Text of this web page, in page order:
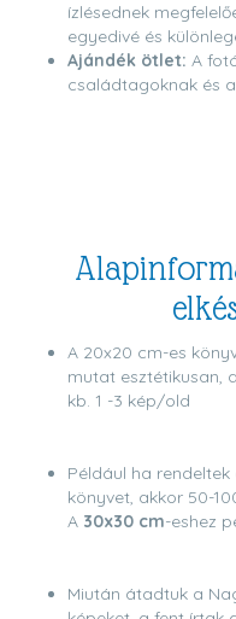
ízlésednek
egyedivé és
Ajándék ötlet: A
családtagoknak és
A 20x20 cm-es
mutat esztétikusan,
kb. 1 -3 kép/old
Például ha rendeltek
könyvet, akkor 50-
A 30x30 cm-eshez
Miután átadtuk a